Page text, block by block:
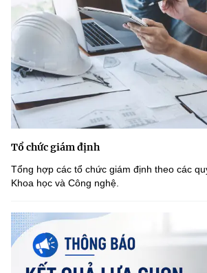
Tổ chức giám định
Tổng hợp các tổ chức giám định theo các
Khoa học và Công nghệ.